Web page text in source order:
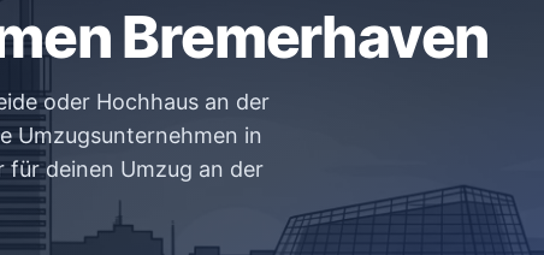
Bremerhaven
oder Hochhaus an der
Umzugsunternehmen in
für deinen Umzug an der